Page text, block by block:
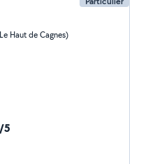
Haut de Cagnes)
5